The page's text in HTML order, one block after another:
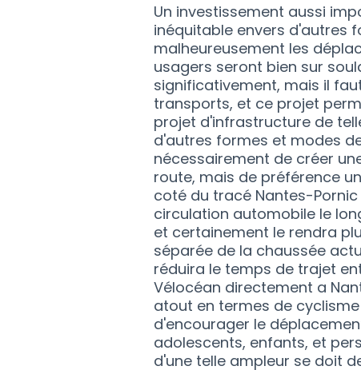
Un investissement aussi
inéquitable envers d'autres
malheureusement les
usagers seront bien sur
significativement, mais il
transports, et ce projet
projet d'infrastructure de
d'autres formes et modes
nécessairement de créer
route, mais de préférence
coté du tracé Nantes-
circulation automobile le
et certainement le rendra
séparée de la chaussée
réduira le temps de trajet
Vélocéan directement a
atout en termes de
d'encourager le
adolescents, enfants, et
d'une telle ampleur se doit